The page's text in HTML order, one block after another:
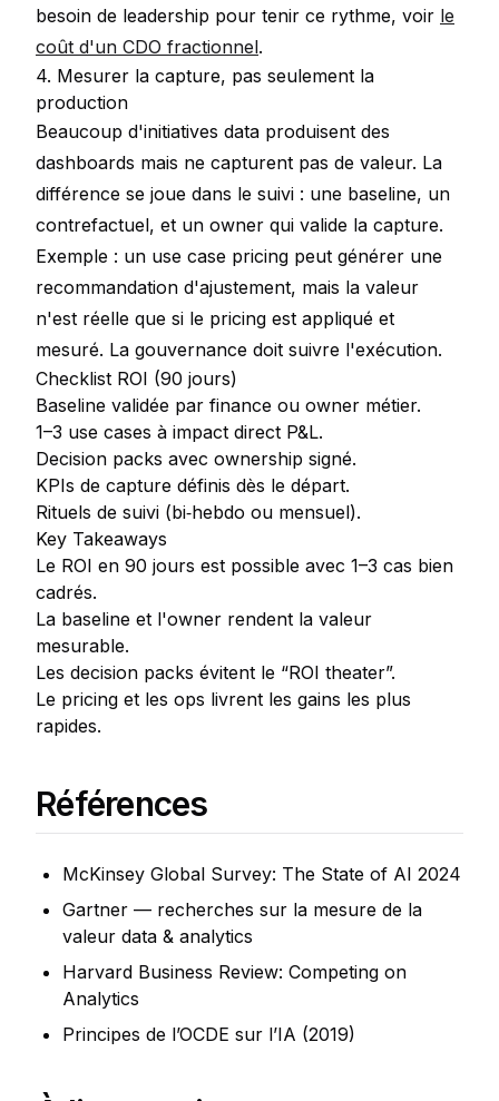
besoin de leadership pour tenir ce rythme, voir le
coût d'un CDO fractionnel.
4. Mesurer la capture, pas seulement la
production
Beaucoup d'initiatives data produisent des
dashboards mais ne capturent pas de valeur. La
différence se joue dans le suivi : une baseline, un
contrefactuel, et un owner qui valide la capture.
Exemple : un use case pricing peut générer une
recommandation d'ajustement, mais la valeur
n'est réelle que si le pricing est appliqué et
mesuré. La gouvernance doit suivre l'exécution.
Checklist ROI (90 jours)
Baseline validée par finance ou owner métier.
1–3 use cases à impact direct P&L.
Decision packs avec ownership signé.
KPIs de capture définis dès le départ.
Rituels de suivi (bi‑hebdo ou mensuel).
Key Takeaways
Le ROI en 90 jours est possible avec 1–3 cas bien
cadrés.
La baseline et l'owner rendent la valeur
mesurable.
Les decision packs évitent le “ROI theater”.
Le pricing et les ops livrent les gains les plus
rapides.
Références
McKinsey Global Survey: The State of AI 2024
Gartner — recherches sur la mesure de la
valeur data & analytics
Harvard Business Review: Competing on
Analytics
Principes de l’OCDE sur l’IA (2019)